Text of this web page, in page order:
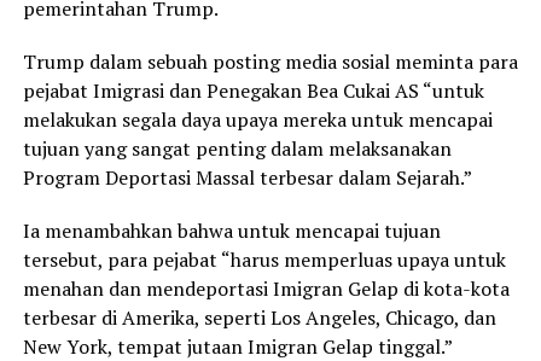
pemerintahan Trump.
Trump dalam sebuah posting media sosial meminta para
pejabat Imigrasi dan Penegakan Bea Cukai AS “untuk
melakukan segala daya upaya mereka untuk mencapai
tujuan yang sangat penting dalam melaksanakan
Program Deportasi Massal terbesar dalam Sejarah.”
Ia menambahkan bahwa untuk mencapai tujuan
tersebut, para pejabat “harus memperluas upaya untuk
menahan dan mendeportasi Imigran Gelap di kota-kota
terbesar di Amerika, seperti Los Angeles, Chicago, dan
New York, tempat jutaan Imigran Gelap tinggal.”